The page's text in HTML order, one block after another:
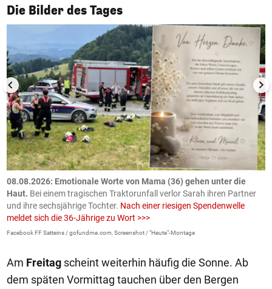
Die Bilder des Tages
1/50
08.08.2026: Emotionale Worte von Mama (36) gehen unter die
Haut. Bei einem tragischen Traktorunfall verlor Sarah ihren Partner
und ihre sechsjährige Tochter. Nach einer riesigen Spendenwelle
meldet sich die 36-Jährige zu Wort >>>
Facebook FF Satteins / gofundme.com, Screenshot / "Heute"-Montage
Am Freitag scheint weiterhin häufig die Sonne. Ab
dem späten Vormittag tauchen über den Bergen